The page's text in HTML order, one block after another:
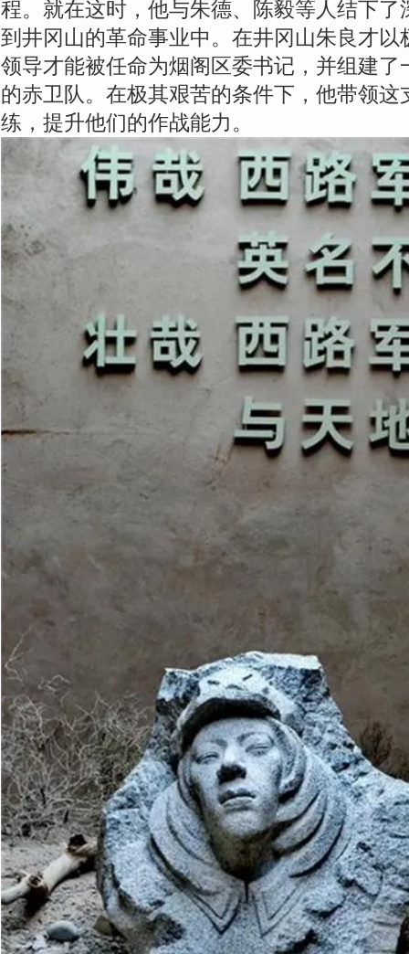
程。就在这时，他与朱德、陈毅等人结下
到井冈山的革命事业中。在井冈山朱良才
领导才能被任命为烟阁区委书记，并组建了
的赤卫队。在极其艰苦的条件下，他带领
练，提升他们的作战能力。